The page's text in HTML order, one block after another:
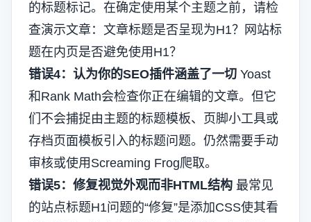
的标题标记。在确定使用某个主题之前，请检
查演示文章：文章标题是否呈现为H1？网站标
题在内页是否避免使用H1？
错误4：认为你的SEO插件涵盖了一切 Yoast
和Rank Math会检查你正在编辑的文章。但它
们不会捕捉由主题的标题模板、页脚小工具或
存档页面模板引入的标题问题。仍然需要手动
审核或使用Screaming Frog爬取。
错误5：修复视觉外观而非HTML结构 最常见
的站点标题H1问题的“修复”是添加CSS使其看